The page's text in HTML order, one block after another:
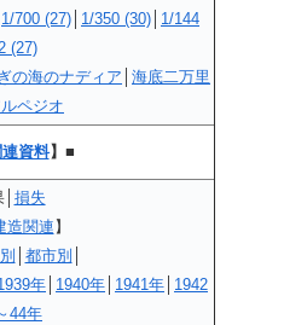
1/700 (27) 1/350 (30) 1/144
(27)
の海のナディア
海底二万里
ペジオ
資料】■
損失
造関連 】
都市別
年 1940年 1941年 1942
44年